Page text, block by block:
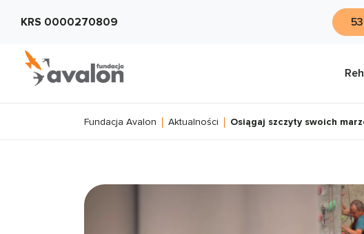
KRS 0000270809
Fundacja Avalon Aktualności Osiągaj szczyty swoich